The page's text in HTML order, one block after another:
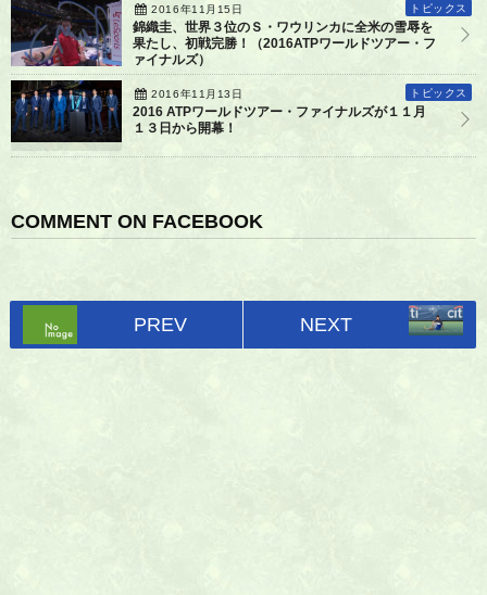
2016年11月15日 トピックス
錦織圭、世界３位のＳ・ワウリンカに全米の雪辱を
果たし、初戦完勝！（2016ATPワールドツアー・フ
ァイナルズ）
2016年11月13日 トピックス
2016 ATPワールドツアー・ファイナルズが１１月
１３日から開幕！
COMMENT ON FACEBOOK
PREV NEXT